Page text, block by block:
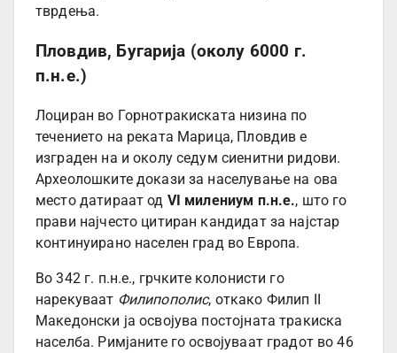
тврдења.
Пловдив, Бугарија (околу 6000 г.
п.н.е.)
Лоциран во Горнотракиската низина по
течението на реката Марица, Пловдив е
изграден на и околу седум сиенитни ридови.
Археолошките докази за населување на ова
место датираат од VI милениум п.н.е., што го
прави најчесто цитиран кандидат за најстар
континуирано населен град во Европа.
Во 342 г. п.н.е., грчките колонисти го
нарекуваат Филипополис, откако Филип II
Македонски ја освојува постојната тракиска
населба. Римјаните го освојуваат градот во 46